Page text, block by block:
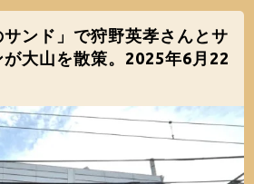
ンド」で狩野英孝さんとサ
大山を散策。2025年6月22